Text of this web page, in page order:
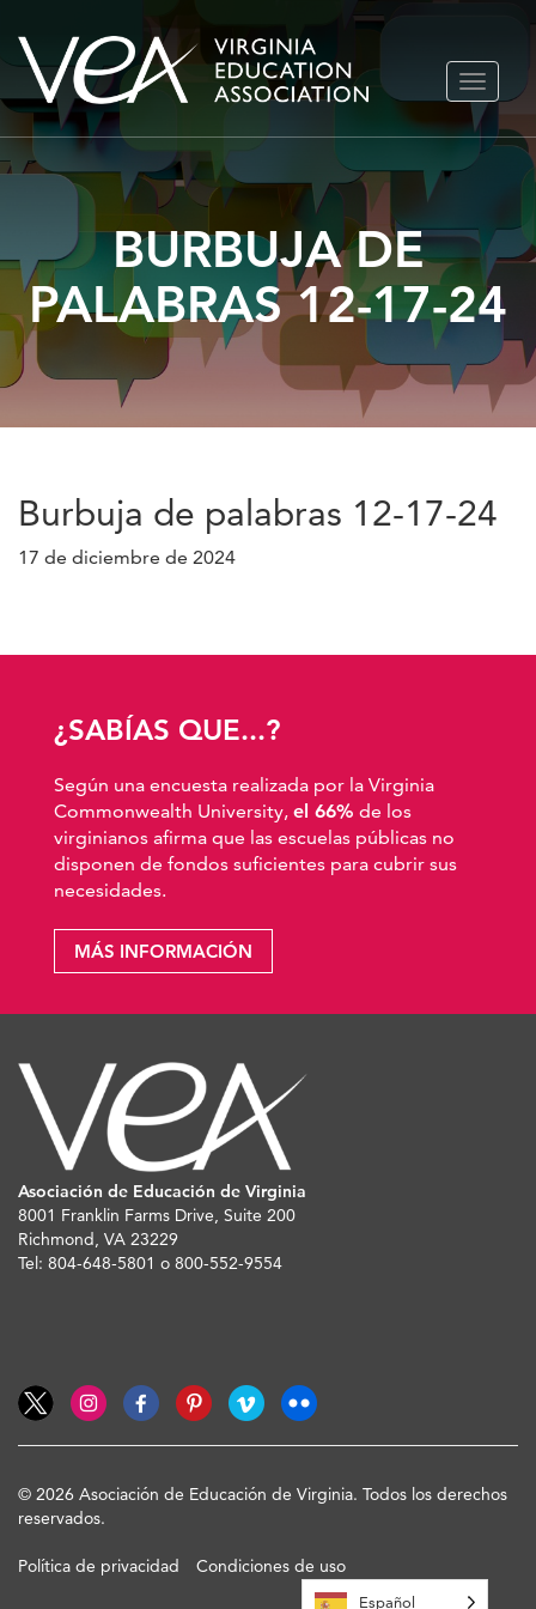
Ir
contenido
BURBUJA DE
PALABRAS 12-17-24
Burbuja de palabras 12-17-24
17 de diciembre de 2024
¿SABÍAS QUE...?
Según una encuesta realizada por la Virginia
Commonwealth University, el 66% de los
virginianos afirma que las escuelas públicas no
disponen de fondos suficientes para cubrir sus
necesidades.
MÁS INFORMACIÓN
Asociación de Educación de Virginia
8001 Franklin Farms Drive, Suite 200
Richmond, VA 23229
Tel: 804-648-5801 o 800-552-9554
© 2026 Asociación de Educación de Virginia. Todos los derechos
reservados.
Política de privacidad Condiciones de uso
Español